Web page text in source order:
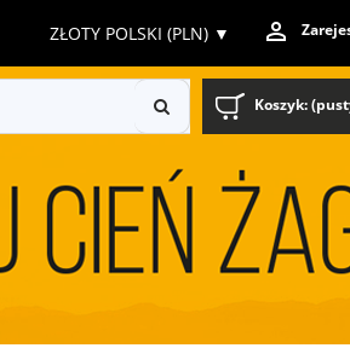
ZŁOTY POLSKI (PLN) ▼
Koszyk: